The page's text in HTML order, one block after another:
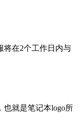
将在2个工作日内与
也就是笔记本logo所